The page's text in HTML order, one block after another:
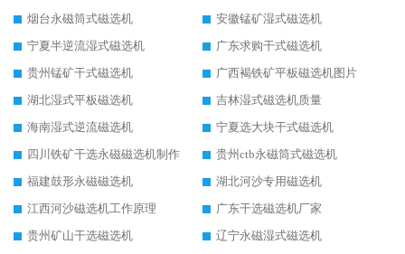
烟台永磁筒式磁选机
安徽锰矿湿式磁选机
宁夏半逆流湿式磁选机
广东求购干式磁选机
贵州锰矿干式磁选机
广西褐铁矿平板磁选机图片
湖北湿式平板磁选机
吉林湿式磁选机质量
海南湿式逆流磁选机
宁夏选大块干式磁选机
四川铁矿干选永磁磁选机制作
贵州ctb永磁筒式磁选机
福建鼓形永磁磁选机
湖北河沙专用磁选机
江西河沙磁选机工作原理
广东干选磁选机厂家
贵州矿山干选磁选机
辽宁永磁湿式磁选机